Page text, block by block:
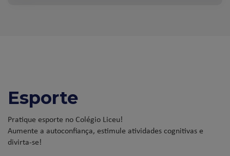
Esporte
Pratique esporte no Colégio Liceu!
Aumente a autoconfiança, estimule atividades cognitivas e
divirta-se!